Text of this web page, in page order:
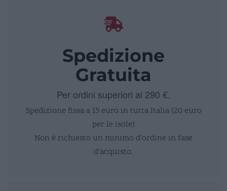
Spedizione
Gratuita
Per ordini superiori ai 290 €.
Spedizione fissa a 15 euro in tutta Italia (20 euro
per le isole)
Non è richiesto un minimo d’ordine in fase
d’acquisto.